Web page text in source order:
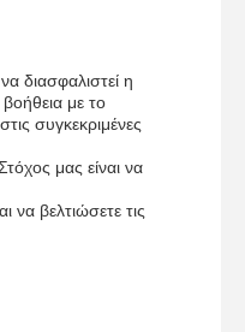
διασφαλιστεί η
με το
συγκεκριμένες
μας είναι να
βελτιώσετε τις